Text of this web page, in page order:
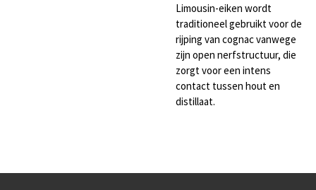
Limousin-eiken wordt
traditioneel gebruikt voor de
rijping van cognac vanwege
zijn open nerfstructuur, die
zorgt voor een intens
contact tussen hout en
distillaat.